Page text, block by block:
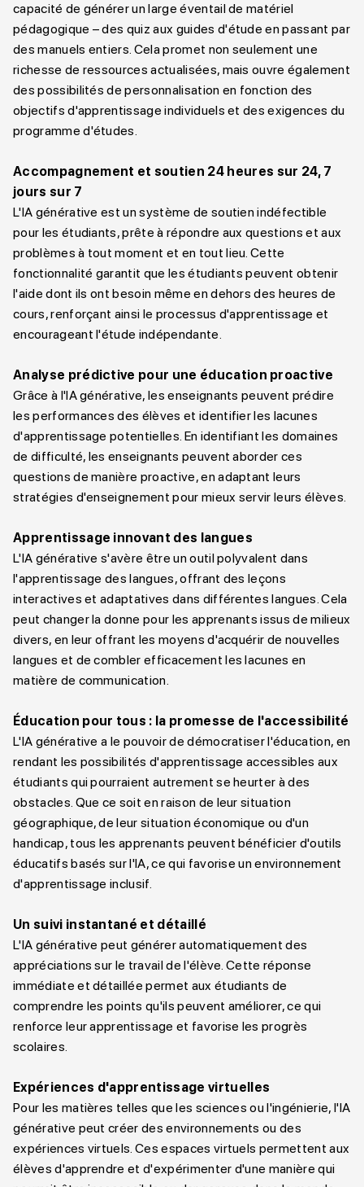
capacité de générer un large éventail de matériel
pédagogique – des quiz aux guides d'étude en passant par
des manuels entiers. Cela promet non seulement une
richesse de ressources actualisées, mais ouvre également
des possibilités de personnalisation en fonction des
objectifs d'apprentissage individuels et des exigences du
programme d'études.
Accompagnement et soutien 24 heures sur 24, 7
jours sur 7
L'IA générative est un système de soutien indéfectible
pour les étudiants, prête à répondre aux questions et aux
problèmes à tout moment et en tout lieu. Cette
fonctionnalité garantit que les étudiants peuvent obtenir
l'aide dont ils ont besoin même en dehors des heures de
cours, renforçant ainsi le processus d'apprentissage et
encourageant l'étude indépendante.
Analyse prédictive pour une éducation proactive
Grâce à l'IA générative, les enseignants peuvent prédire
les performances des élèves et identifier les lacunes
d'apprentissage potentielles. En identifiant les domaines
de difficulté, les enseignants peuvent aborder ces
questions de manière proactive, en adaptant leurs
stratégies d'enseignement pour mieux servir leurs élèves.
Apprentissage innovant des langues
L'IA générative s'avère être un outil polyvalent dans
l'apprentissage des langues, offrant des leçons
interactives et adaptatives dans différentes langues. Cela
peut changer la donne pour les apprenants issus de milieux
divers, en leur offrant les moyens d'acquérir de nouvelles
langues et de combler efficacement les lacunes en
matière de communication.
Éducation pour tous : la promesse de l'accessibilité
L'IA générative a le pouvoir de démocratiser l'éducation, en
rendant les possibilités d'apprentissage accessibles aux
étudiants qui pourraient autrement se heurter à des
obstacles. Que ce soit en raison de leur situation
géographique, de leur situation économique ou d'un
handicap, tous les apprenants peuvent bénéficier d'outils
éducatifs basés sur l'IA, ce qui favorise un environnement
d'apprentissage inclusif.
Un suivi instantané et détaillé
L'IA générative peut générer automatiquement des
appréciations sur le travail de l'élève. Cette réponse
immédiate et détaillée permet aux étudiants de
comprendre les points qu'ils peuvent améliorer, ce qui
renforce leur apprentissage et favorise les progrès
scolaires.
Expériences d'apprentissage virtuelles
Pour les matières telles que les sciences ou l'ingénierie, l'IA
générative peut créer des environnements ou des
expériences virtuels. Ces espaces virtuels permettent aux
élèves d'apprendre et d'expérimenter d'une manière qui